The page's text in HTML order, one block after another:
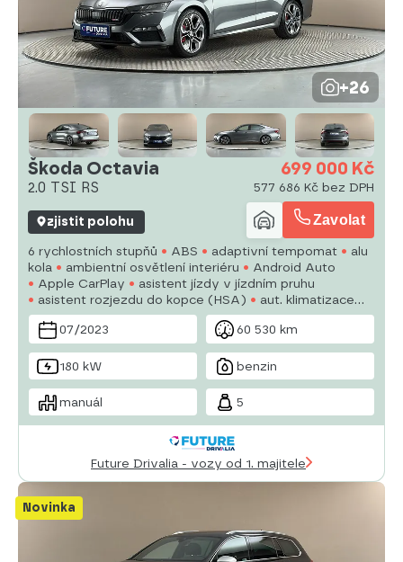
+26
Škoda Octavia
2.0 TSI RS
699 000 Kč
577 686 Kč bez DPH
zjistit polohu Zavolat
6 rychlostních stupňů ABS adaptivní tempomat
alu
kola
ambientní osvětlení interiéru
Android Auto
Apple CarPlay
asistent jízdy v jízdním pruhu
asistent rozjezdu do kopce (HSA)
aut. klimatizace
autorádio
bezklíčové odemykání
bluetooth
brzdový asistent
centrál dálkový
07/2023 60 530 km
180 kW benzin
manuál 5
Future Drivalia - vozy od 1. majitele
Novinka